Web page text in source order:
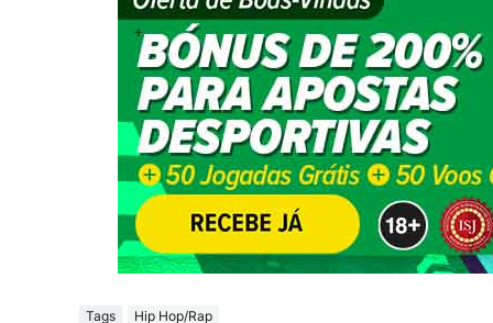
Tags Hip Hop/Rap